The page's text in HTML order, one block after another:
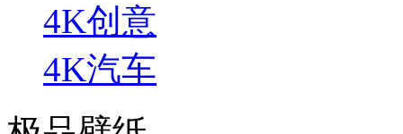
4K创意
4K汽车